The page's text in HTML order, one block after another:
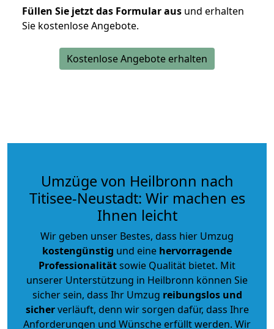
Füllen Sie jetzt das Formular aus und erhalten
Sie kostenlose Angebote.
Kostenlose Angebote erhalten
Umzüge von Heilbronn nach
Titisee-Neustadt: Wir machen es
Ihnen leicht
Wir geben unser Bestes, dass hier Umzug
kostengünstig und eine hervorragende
Professionalitätsowie Qualität bietet. Mit
unserer Unterstützung in Heilbronn können Sie
sicher sein, dass Ihr Umzug reibungslos und
sicherverläuft, denn wir sorgen dafür, dass Ihre
Anforderungen und Wünsche erfüllt werden. Wir